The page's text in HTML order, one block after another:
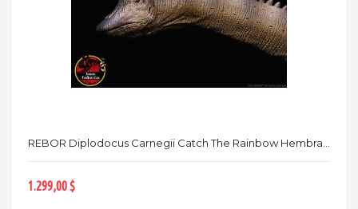
REBOR Diplodocus Carnegii Catch The Rainbow Hembra...
1.299,00 $